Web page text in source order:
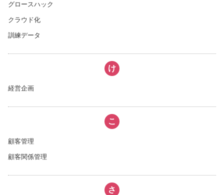
グロースハック
クラウド化
訓練データ
け
経営企画
こ
顧客管理
顧客関係管理
さ